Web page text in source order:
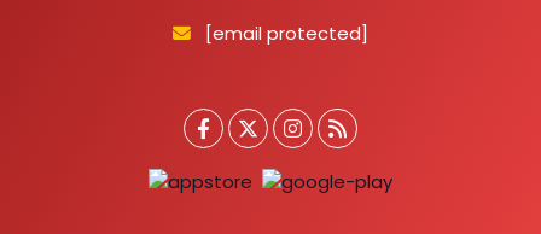
[email protected]